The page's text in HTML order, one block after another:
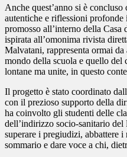
Anche quest’anno si è
autentiche e riflessioni
promosso all’interno della
ispirata all’omonima rivista
Malvatani, rappresenta ormai
mondo della scuola e quello del
lontane ma unite, in questo
Il progetto è stato coordinato
con il prezioso supporto della
ha coinvolto gli studenti delle
dell’indirizzo socio-sanitario
superare i pregiudizi, abbattere
sommario e dare voce a chi,